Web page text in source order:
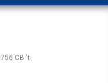
CB 't